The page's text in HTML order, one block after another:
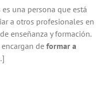
es una persona que está
a otros profesionales en
enseñanza y formación.
de formar a